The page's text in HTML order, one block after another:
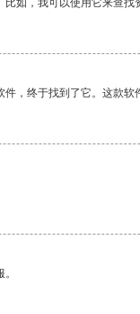
如，我可以使用它来查找
，终于找到了它。这款